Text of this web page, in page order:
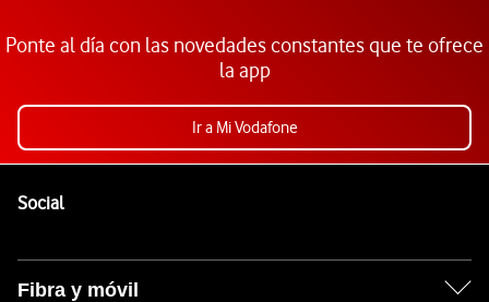
Ponte al día con las novedades constantes que te ofrece
la app
Ir a Mi Vodafone
SocialEnlaces a las redes sociales de Vodafone
Fibra y móvil